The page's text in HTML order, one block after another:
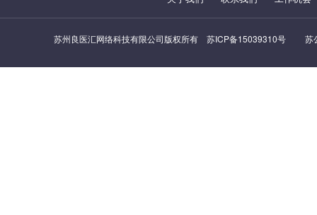
苏州良医汇网络科技有限公司版权所有 苏ICP备15039310号 苏